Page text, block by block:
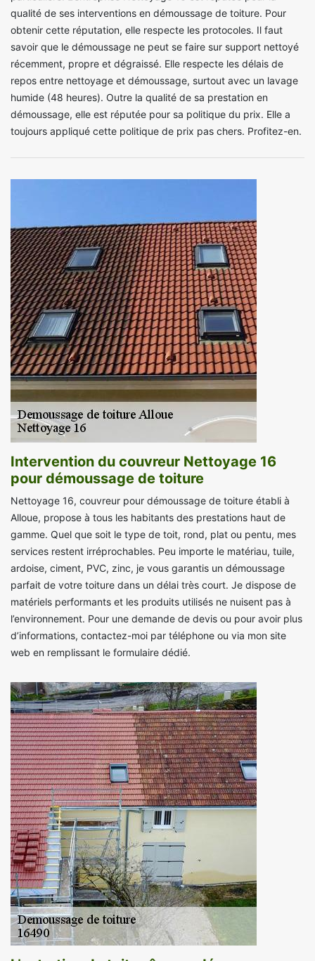
qualité de ses interventions en démoussage de toiture. Pour
obtenir cette réputation, elle respecte les protocoles. Il faut
savoir que le démoussage ne peut se faire sur support nettoyé
récemment, propre et dégraissé. Elle respecte les délais de
repos entre nettoyage et démoussage, surtout avec un lavage
humide (48 heures). Outre la qualité de sa prestation en
démoussage, elle est réputée pour sa politique du prix. Elle a
toujours appliqué cette politique de prix pas chers. Profitez-en.
Intervention du couvreur Nettoyage 16
pour démoussage de toiture
Nettoyage 16, couvreur pour démoussage de toiture établi à
Alloue, propose à tous les habitants des prestations haut de
gamme. Quel que soit le type de toit, rond, plat ou pentu, mes
services restent irréprochables. Peu importe le matériau, tuile,
ardoise, ciment, PVC, zinc, je vous garantis un démoussage
parfait de votre toiture dans un délai très court. Je dispose de
matériels performants et les produits utilisés ne nuisent pas à
l’environnement. Pour une demande de devis ou pour avoir plus
d’informations, contactez-moi par téléphone ou via mon site
web en remplissant le formulaire dédié.